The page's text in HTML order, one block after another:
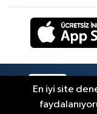
En iyi site